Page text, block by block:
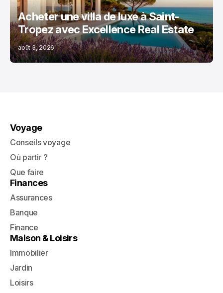
Acheter une villa de luxe à Saint-
Tropez avec Excellence Real Estate
août 3, 2026
Voyage
Conseils voyage
Où partir ?
Que faire
Finances
Assurances
Banque
Finance
Maison & Loisirs
Immobilier
Jardin
Loisirs